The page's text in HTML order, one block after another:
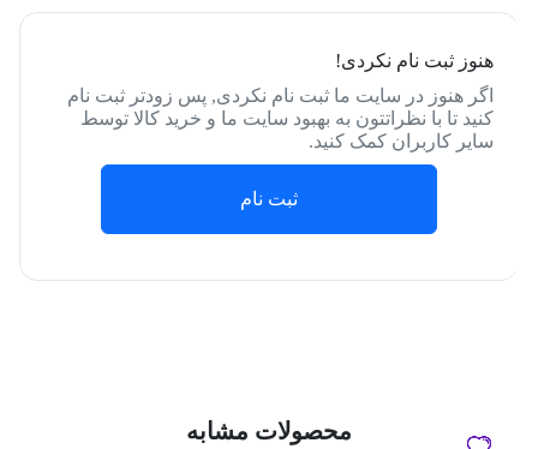
هنوز ثبت نام نکردی!
اگر هنوز در سایت ما ثبت نام نکردی, پس زودتر ثبت نام
کنید تا با نظراتتون به بهبود سایت ما و خرید کالا توسط
سایر کاربران کمک کنید.
ثبت نام
محصولات مشابه